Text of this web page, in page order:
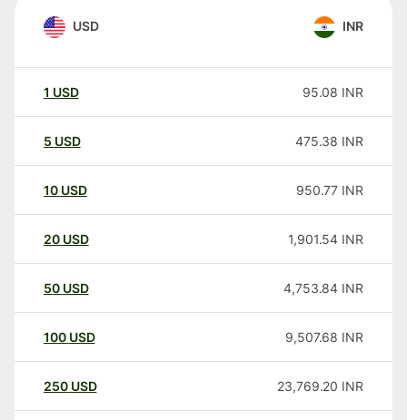
USD INR
1 USD 95.08 INR
5 USD 475.38 INR
10 USD 950.77 INR
20 USD 1,901.54 INR
50 USD 4,753.84 INR
100 USD 9,507.68 INR
250 USD 23,769.20 INR